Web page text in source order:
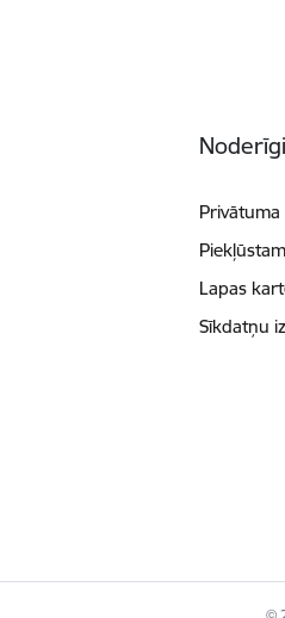
Noderīgi
Lapas
Sīkdatņu